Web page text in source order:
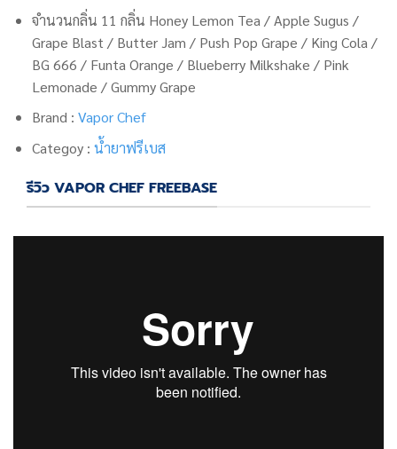
จำนวนกลิ่น 11 กลิ่น Honey Lemon Tea / Apple Sugus /
Grape Blast / Butter Jam / Push Pop Grape / King Cola /
BG 666 / Funta Orange / Blueberry Milkshake / Pink
Lemonade / Gummy Grape
Brand : Vapor Chef
Categoy : น้ำยาฟรีเบส
รีวิว VAPOR CHEF FREEBASE